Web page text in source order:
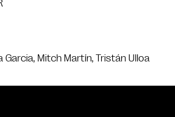
Garcia, Mitch Martín, Tristán Ulloa